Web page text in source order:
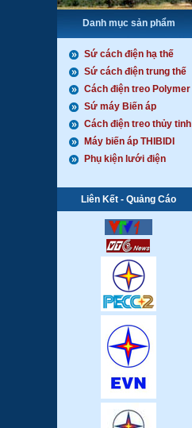
Danh mục sản phẩm
Sứ cách điện hạ thế
Sứ cách điện trung thế
Cách điện treo Polymer
Sứ máy Biến áp
Cách điện treo thủy tinh
Máy biến áp THIBIDI
Phụ kiện lưới điện
Liên Kết - Quảng Cáo